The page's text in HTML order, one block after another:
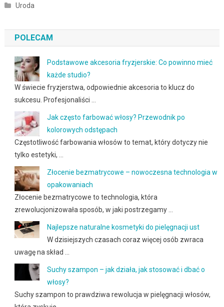
Uroda
POLECAM
Podstawowe akcesoria fryzjerskie: Co powinno mieć
każde studio?
W świecie fryzjerstwa, odpowiednie akcesoria to klucz do
sukcesu. Profesjonaliści …
Jak często farbować włosy? Przewodnik po
kolorowych odstępach
Częstotliwość farbowania włosów to temat, który dotyczy nie
tylko estetyki, …
Złocenie bezmatrycowe – nowoczesna technologia w
opakowaniach
Złocenie bezmatrycowe to technologia, która
zrewolucjonizowała sposób, w jaki postrzegamy …
Najlepsze naturalne kosmetyki do pielęgnacji ust
W dzisiejszych czasach coraz więcej osób zwraca
uwagę na skład …
Suchy szampon – jak działa, jak stosować i dbać o
włosy?
Suchy szampon to prawdziwa rewolucja w pielęgnacji włosów,